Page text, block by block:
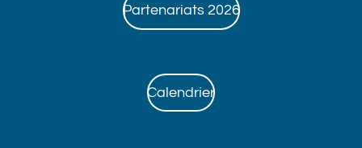
Partenariats 2026
Calendrier